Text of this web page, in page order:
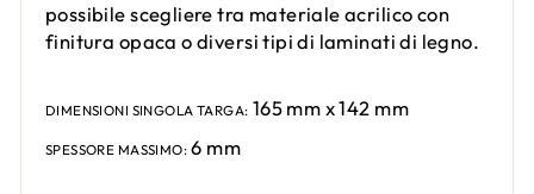
possibile scegliere tra materiale acrilico con
finitura opaca o diversi tipi di laminati di legno.
DIMENSIONI SINGOLA TARGA: 165 mm x 142 mm
SPESSORE MASSIMO: 6 mm